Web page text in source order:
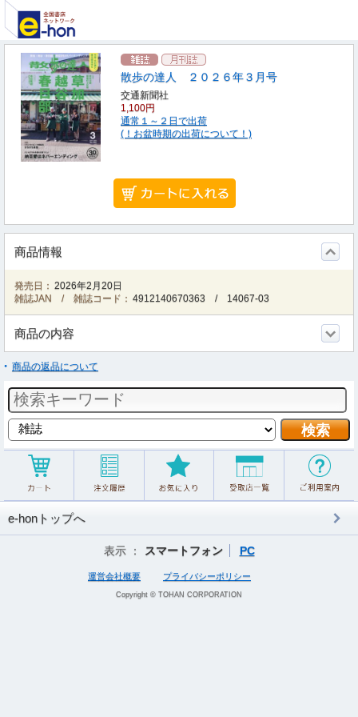
散歩の達人 ２０２６年３月号
交通新聞社
1,100円
通常１～２日で出荷
(！お盆時期の出荷について！)
商品情報
発売日： 2026年2月20日
雑誌JAN / 雑誌コード： 4912140670363 / 14067-03
商品の内容
商品の返品について
e-honトップへ
表示 ： スマートフォン PC
運営会社概要 プライバシーポリシー
Copyright © TOHAN CORPORATION